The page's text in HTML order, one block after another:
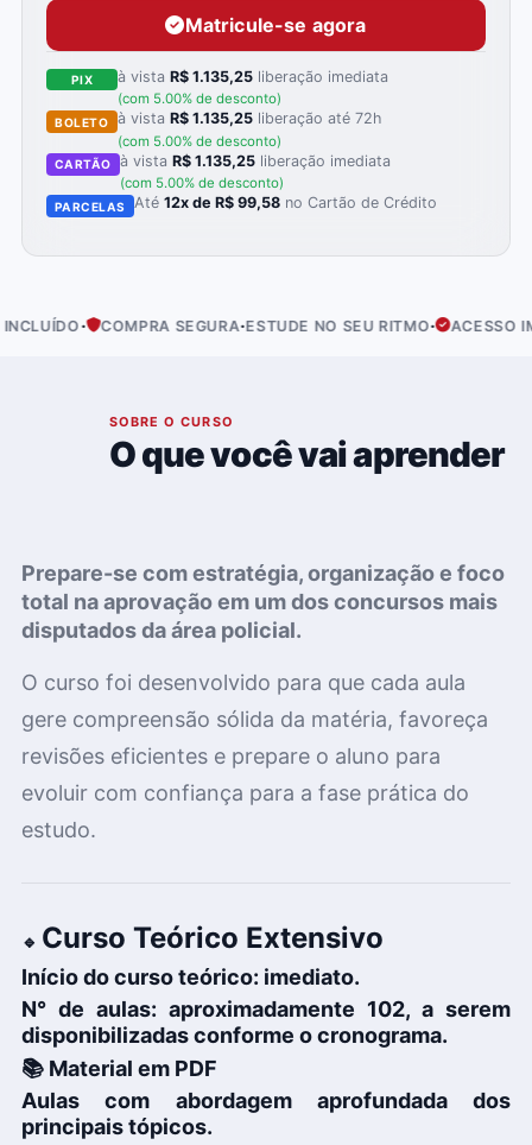
Matricule-se agora
PIX à vistaR$ 1.135,25 liberação imediata
(com 5.00% de desconto)
BOLETO à vistaR$ 1.135,25 liberação até 72h
(com 5.00% de desconto)
CARTÃO à vista R$ 1.135,25 liberação imediata
(com 5.00% de desconto)
PARCELAS Até12x de R$ 99,58 no Cartão de Crédito
· COMPRA SEGURA·ESTUDE NO SEU RITMO· ACESSO
SOBRE O CURSO
O que você vai aprender
Prepare-se com estratégia, organização e foco
total na aprovação em um dos concursos mais
disputados da área policial.
O curso foi desenvolvido para que cada aula
gere compreensão sólida da matéria, favoreça
revisões eficientes e prepare o aluno para
evoluir com confiança para a fase prática do
estudo.
🔹 Curso Teórico Extensivo
Início do curso teórico: imediato.
N° de aulas: aproximadamente 102, a serem
disponibilizadas conforme o cronograma.
📚 Material em PDF
Aulas com abordagem aprofundadados
principais tópicos.